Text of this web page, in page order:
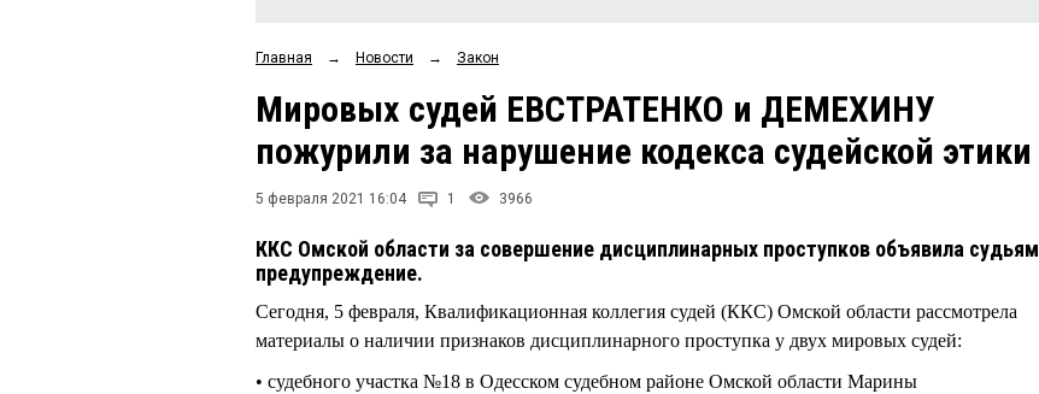
Главная → Новости → Закон
Мировых судей ЕВСТРАТЕНКО и ДЕМЕХИНУ
пожурили за нарушение кодекса судейской этики
5 февраля 2021 16:04 1 3966
ККС Омской области за совершение дисциплинарных проступков объявила судьям
предупреждение.
Сегодня, 5 февраля, Квалификационная коллегия судей (ККС) Омской области рассмотрела
материалы о наличии признаков дисциплинарного проступка у двух мировых судей:
• судебного участка №18 в Одесском судебном районе Омской области Марины